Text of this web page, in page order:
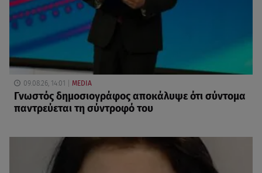
09.08.26, 14:01 MEDIA
Γνωστός δημοσιογράφος αποκάλυψε ότι σύντομα
παντρεύεται τη σύντροφό του